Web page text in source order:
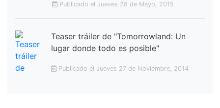
Publicado el Jueves 28 de Mayo, 2015
Teaser tráiler de "Tomorrowland: Un
lugar donde todo es posible"
Publicado el Jueves 27 de Noviembre, 2014